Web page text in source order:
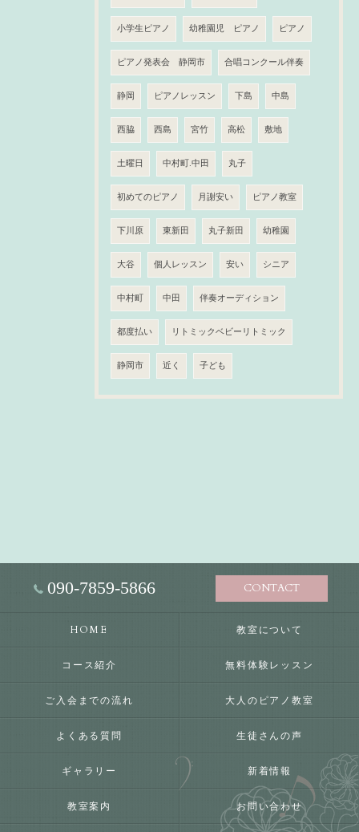
小学生ピアノ 幼稚園児 ピアノ ピアノ
ピアノ発表会 静岡市 合唱コンクール伴奏
静岡 ピアノレッスン 下島 中島
西脇 西島 宮竹 高松 敷地
土曜日 中村町.中田 丸子
初めてのピアノ 月謝安い ピアノ教室
下川原 東新田 丸子新田 幼稚園
大谷 個人レッスン 安い シニア
中村町 中田 伴奏オーディション
都度払い リトミックベビーリトミック
静岡市 近く 子ども
090-7859-5866 CONTACT
HOME 教室について
コース紹介 無料体験レッスン
ご入会までの流れ 大人のピアノ教室
よくある質問 生徒さんの声
ギャラリー 新着情報
教室案内 お問い合わせ